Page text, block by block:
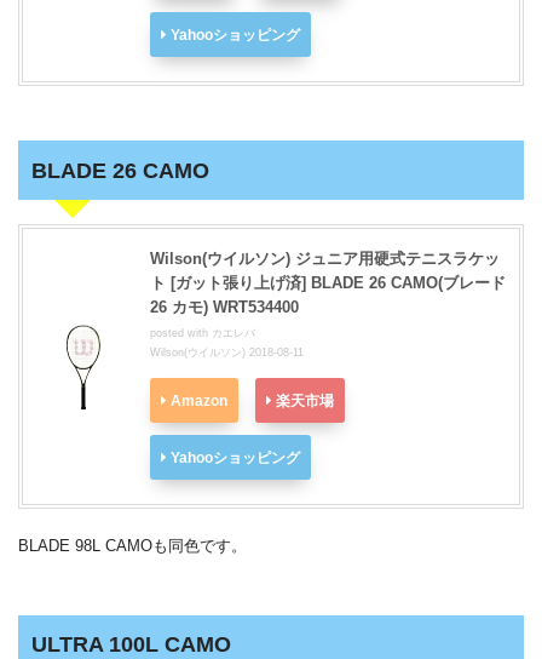
Yahooショッピング
BLADE 26 CAMO
Wilson(ウイルソン) ジュニア用硬式テニスラケッ
ト [ガット張り上げ済] BLADE 26 CAMO(ブレード
26 カモ) WRT534400
posted with カエレバ
Wilson(ウイルソン) 2018-08-11
Amazon 楽天市場
Yahooショッピング
BLADE 98L CAMOも同色です。
ULTRA 100L CAMO